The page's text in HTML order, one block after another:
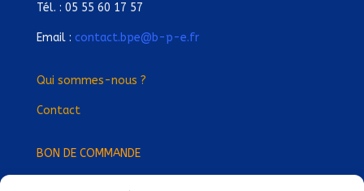
Tél. : 05 55 60 17 57
Email : contact.bpe@b-p-e.fr
Qui sommes-nous ?
Contact
BON DE COMMANDE